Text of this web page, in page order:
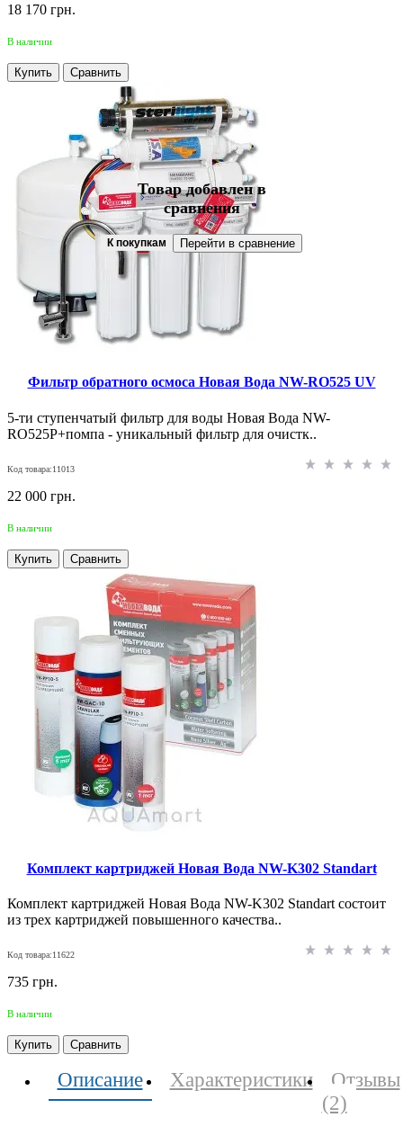
18 170 грн.
В наличии
Купить Сравнить
Фильтр обратного осмоса Новая Вода NW-RO525 UV
5-ти ступенчатый фильтр для воды Новая Вода NW-
RO525P+помпа - уникальный фильтр для очистк..
Код товара:11013
22 000 грн.
В наличии
Купить Сравнить
Комплект картриджей Новая Вода NW-K302 Standart
Комплект картриджей Новая Вода NW-K302 Standart состоит
из трех картриджей повышенного качества..
Код товара:11622
735 грн.
В наличии
Купить Сравнить
Описание Характеристики
Отзывы
(2)
Товар добавлен в
сравнения
К покупкам Перейти в сравнение